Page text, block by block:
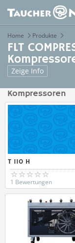
Home Produkte
FLT
Zeige Info
Kompressoren
T 110 H
1 Bewertungen